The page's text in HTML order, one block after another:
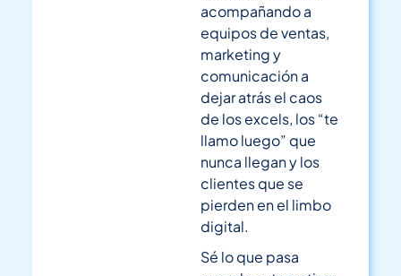
acompañando a
equipos de ventas,
marketing y
comunicación a
dejar atrás el caos
de los excels, los “te
llamo luego” que
nunca llegan y los
clientes que se
pierden en el limbo
digital.
Sé lo que pasa